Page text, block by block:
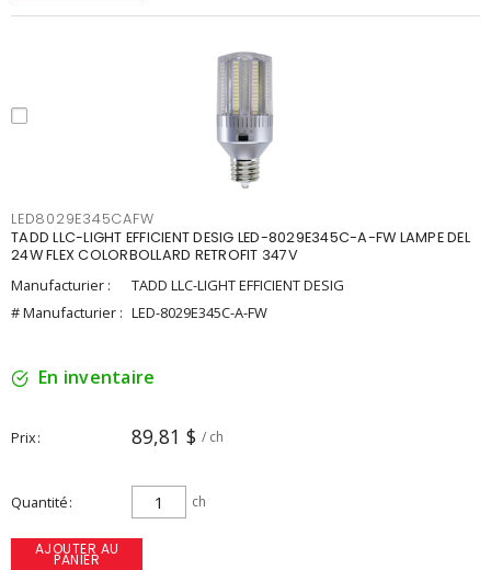
LED8029E345CAFW
TADD LLC-LIGHT EFFICIENT DESIG LED-8029E345C-A-FW LAMPE DEL
24W FLEX COLORBOLLARD RETROFIT 347V
Manufacturier :
TADD LLC-LIGHT EFFICIENT DESIG
# Manufacturier : LED-8029E345C-A-FW
En inventaire
Prix 89,81 $ / ch
Quantité ch
AJOUTER AU
PANIER